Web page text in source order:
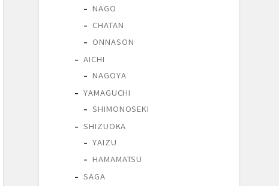
NAGO
CHATAN
ONNASON
AICHI
NAGOYA
YAMAGUCHI
SHIMONOSEKI
SHIZUOKA
YAIZU
HAMAMATSU
SAGA